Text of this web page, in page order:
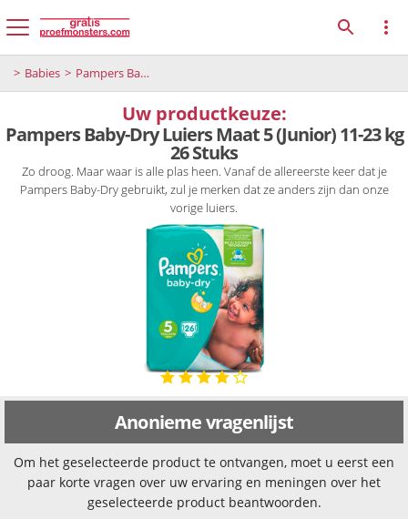
Babies Pampers Baby-Dry Luiers Maat 5 (Junior) 11-23 kg 26 Stuks
Uw productkeuze:
Pampers Baby-Dry Luiers Maat 5 (Junior) 11-23 kg
26 Stuks
Zo droog. Maar waar is alle plas heen. Vanaf de allereerste keer dat je
Pampers Baby-Dry gebruikt, zul je merken dat ze anders zijn dan onze
vorige luiers.
Anonieme vragenlijst
Om het geselecteerde product te ontvangen, moet u eerst een
paar korte vragen over uw ervaring en meningen over het
geselecteerde product beantwoorden.